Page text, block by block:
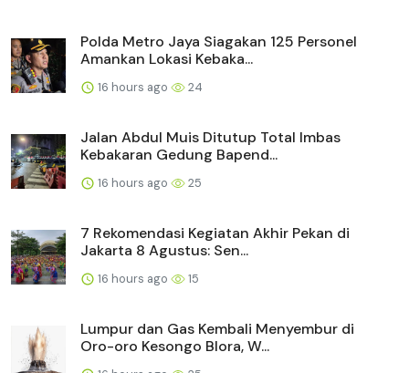
Polda Metro Jaya Siagakan 125 Personel
Amankan Lokasi Kebaka...
16 hours ago 24
Jalan Abdul Muis Ditutup Total Imbas
Kebakaran Gedung Bapend...
16 hours ago 25
7 Rekomendasi Kegiatan Akhir Pekan di
Jakarta 8 Agustus: Sen...
16 hours ago 15
Lumpur dan Gas Kembali Menyembur di
Oro-oro Kesongo Blora, W...